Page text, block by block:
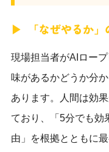
「なぜやるか
現場担当者がAIロー
味があるかどうか分
あります。人間は効
ており、「5分でも効
由」を根拠とともに